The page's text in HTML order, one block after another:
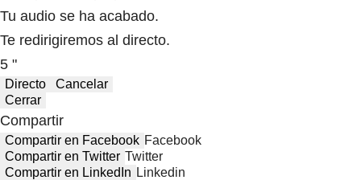
Tu audio se ha acabado.
Te redirigiremos al directo.
5 "
Directo
Cancelar
Cerrar
Compartir
Compartir en Facebook Facebook
Compartir en Twitter Twitter
Compartir en LinkedIn Linkedin